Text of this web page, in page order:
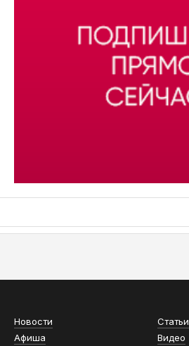
Новости
Статьи
Афиша
Видео